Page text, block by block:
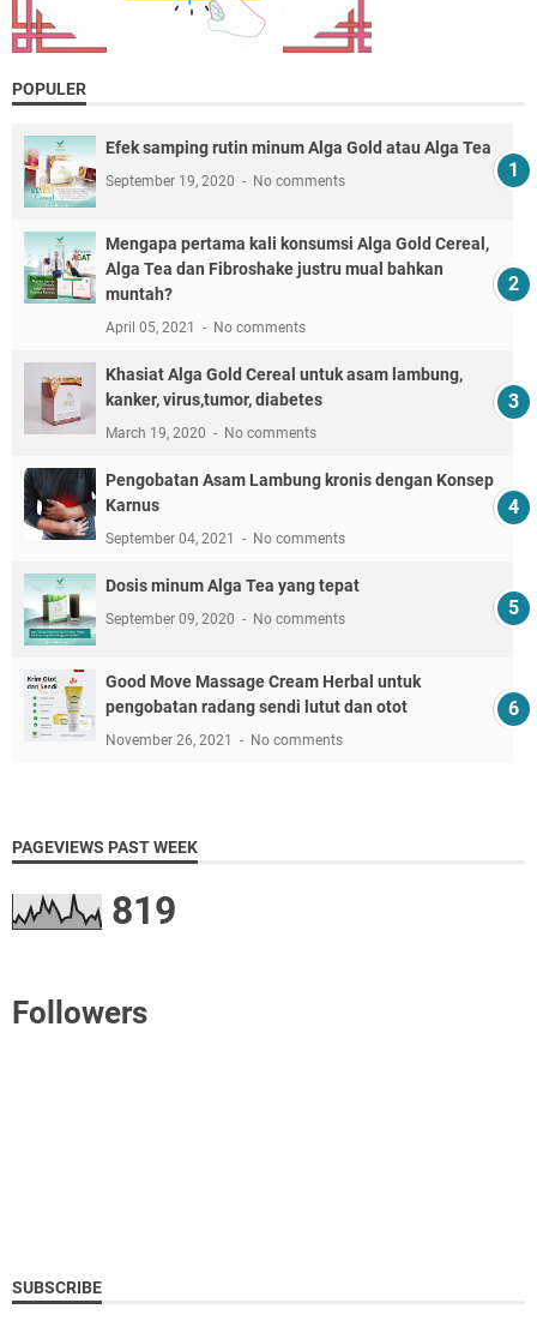
POPULER
Efek samping rutin minum Alga Gold atau Alga Tea
September 19, 2020 No comments
Mengapa pertama kali konsumsi Alga Gold Cereal,
Alga Tea dan Fibroshake justru mual bahkan
muntah?
April 05, 2021 No comments
Khasiat Alga Gold Cereal untuk asam lambung,
kanker, virus,tumor, diabetes
March 19, 2020 No comments
Pengobatan Asam Lambung kronis dengan Konsep
Karnus
September 04, 2021 No comments
Dosis minum Alga Tea yang tepat
September 09, 2020 No comments
Good Move Massage Cream Herbal untuk
pengobatan radang sendi lutut dan otot
November 26, 2021 No comments
PAGEVIEWS PAST WEEK
819
Followers
SUBSCRIBE